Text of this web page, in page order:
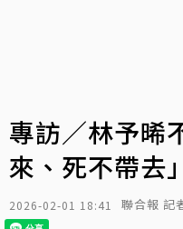
專訪／林予晞
來、死不帶去
2026-02-01 18:41 聯合報 記